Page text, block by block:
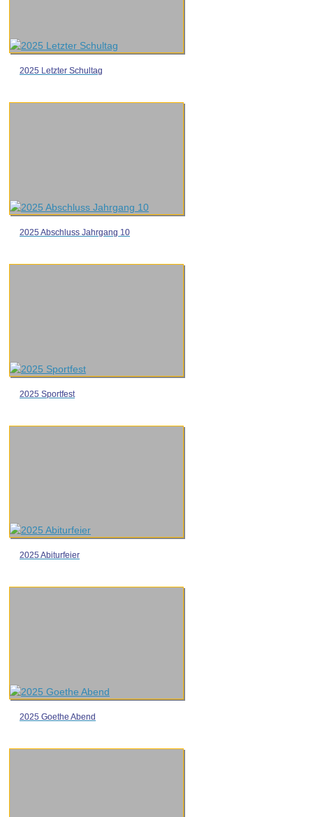
2025 Letzter Schultag
2025 Abschluss Jahrgang 10
2025 Sportfest
2025 Abiturfeier
2025 Goethe Abend